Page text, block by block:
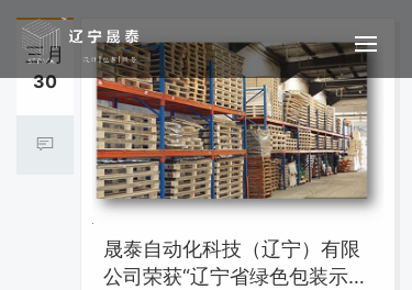
三月
30
晟泰自动化科技（辽宁）有限
公司荣获“辽宁省绿色包装示范